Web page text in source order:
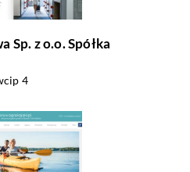
Sp. z o.o. Spółka
4